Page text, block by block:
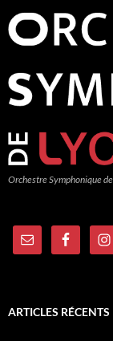
Orchestre Symphonique
ARTICLES RÉCENTS